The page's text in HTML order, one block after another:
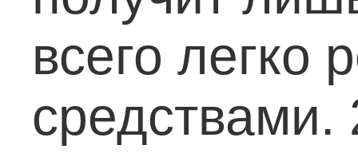
всего легко
средствами.